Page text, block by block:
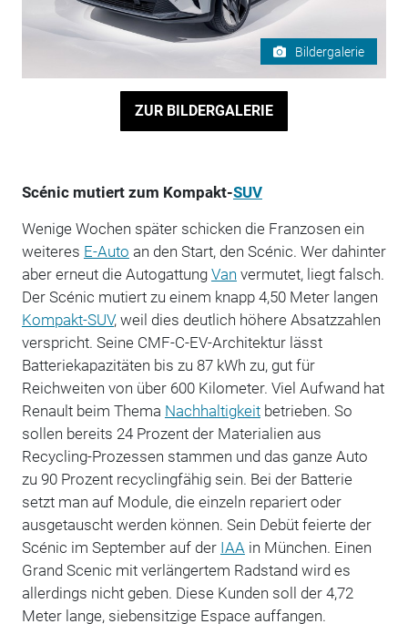
Bildergalerie
ZUR BILDERGALERIE
Scénic mutiert zum Kompakt-SUV
Wenige Wochen später schicken die Franzosen ein
weiteres E-Auto an den Start, den Scénic. Wer dahinter
aber erneut die Autogattung Van vermutet, liegt falsch.
Der Scénic mutiert zu einem knapp 4,50 Meter langen
Kompakt-SUV, weil dies deutlich höhere Absatzzahlen
verspricht. Seine CMF-C-EV-Architektur lässt
Batteriekapazitäten bis zu 87 kWh zu, gut für
Reichweiten von über 600 Kilometer. Viel Aufwand hat
Renault beim Thema Nachhaltigkeitbetrieben. So
sollen bereits 24 Prozent der Materialien aus
Recycling-Prozessen stammen und das ganze Auto
zu 90 Prozent recyclingfähig sein. Bei der Batterie
setzt man auf Module, die einzeln repariert oder
ausgetauscht werden können. Sein Debüt feierte der
Scénic im September auf der IAA in München. Einen
Grand Scenic mit verlängertem Radstand wird es
allerdings nicht geben. Diese Kunden soll der 4,72
Meter lange, siebensitzige Espace auffangen.